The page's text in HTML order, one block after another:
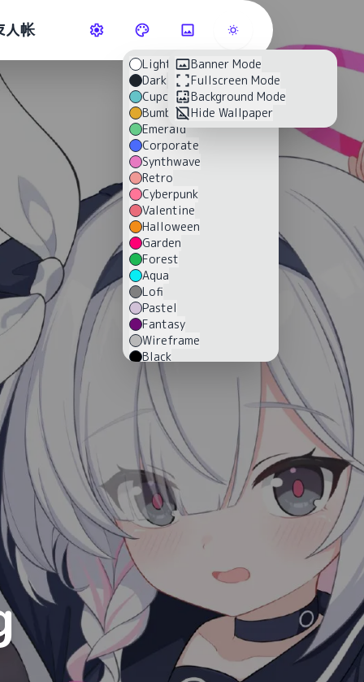
人帐
Light
Dark
Cupcake
Bumblebee
Emerald
Corporate
Synthwave
Retro
Cyberpunk
Valentine
Halloween
Garden
Forest
Aqua
Lofi
Pastel
Fantasy
Wireframe
Black
Luxury
Dracula
Cmyk
Autumn
Business
Acid
Lemonade
Night
Coffee
Winter
Banner Mode
Fullscreen Mode
Background Mode
Hide Wallpaper